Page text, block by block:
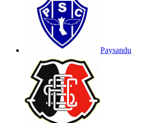
Paysandu